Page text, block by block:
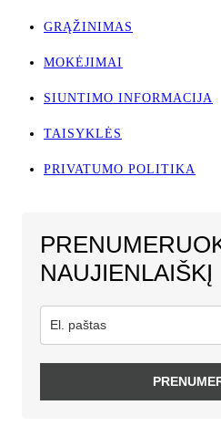
GRĄŽINIMAS
MOKĖJIMAI
SIUNTIMO INFORMACIJA
TAISYKLĖS
PRIVATUMO POLITIKA
NAUJIENLAIŠKĮ